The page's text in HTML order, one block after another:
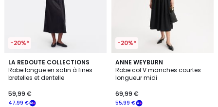
-20%*
LA REDOUTE COLLECTIONS
Robe longue en satin à fines
bretelles et dentelle
47,99 €
59,99 €
2
Couleurs
-20%*
ANNE WEYBURN
Robe col V manches courtes
longueur midi
55,99 €
69,99 €